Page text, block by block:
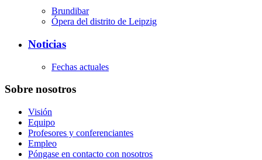
Brundibar
Ópera del distrito de Leipzig
Noticias
Fechas actuales
Sobre nosotros
Visión
Equipo
Profesores y conferenciantes
Empleo
Póngase en contacto con nosotros